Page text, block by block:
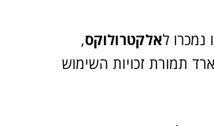
נמכרו לאלקטרולוקס,
תמורת זכויות השימוש